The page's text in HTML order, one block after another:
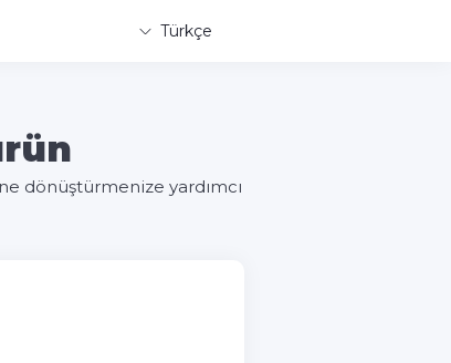
Türkçe
dönüştürmenize yardımcı